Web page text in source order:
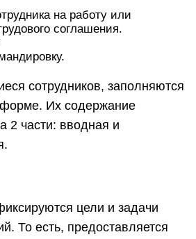
на работу или
соглашения.
сотрудников, заполняются
Их содержание
2 части: вводная и
цели и задачи
То есть, предоставляется